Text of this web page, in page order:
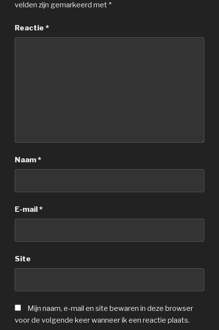
velden zijn gemarkeerd met *
Reactie *
Naam*
E-mail*
Site
Mijn naam, e-mail en site bewaren in deze browser
voor de volgende keer wanneer ik een reactie plaats.